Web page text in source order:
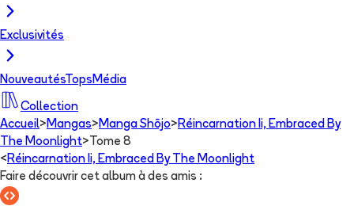
Exclusivités
NouveautésTops Média
Collection
Accueil> Mangas> Manga Shōjo> Réincarnation Ii, Embraced By
The Moonlight> Tome 8
< Réincarnation Ii, Embraced By The Moonlight
Faire découvrir cet album à des amis :